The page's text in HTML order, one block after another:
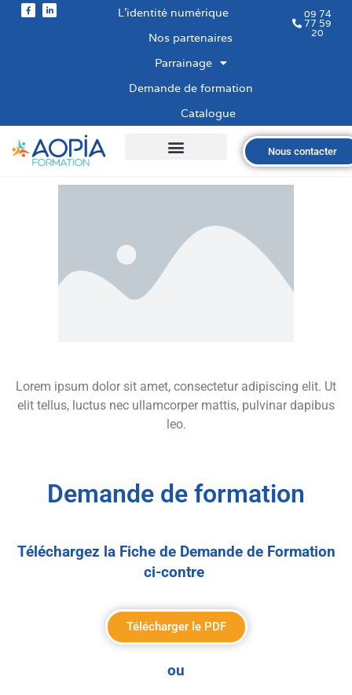
L’identité numérique
Nos partenaires
Parrainage
Demande de formation
Catalogue
09 74
77 59
20
Nous contacter
Lorem ipsum dolor sit amet, consectetur adipiscing elit. Ut
elit tellus, luctus nec ullamcorper mattis, pulvinar dapibus
leo.
Demande de formation
Téléchargez la Fiche de Demande de Formation
ci-contre
Télécharger le PDF
ou